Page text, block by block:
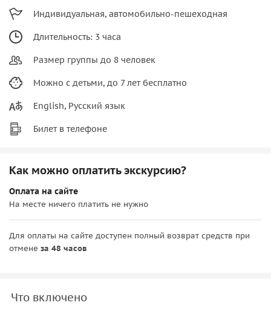
Индивидуальная, автомобильно-пешеходная
Длительность: 3 часа
Размер группы до 8 человек
Можно с детьми, до 7 лет бесплатно
English, Русский язык
Билет в телефоне
Как можно оплатить экскурсию?
Оплата на сайте
На месте ничего платить не нужно
Для оплаты на сайте доступен полный возврат средств при
отмене за 48 часов
Что включено